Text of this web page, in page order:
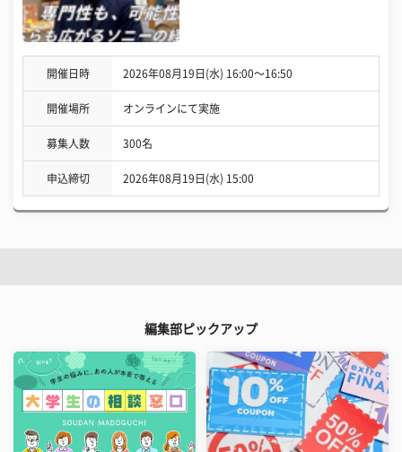
開催日時 2026年08月19日(水) 16:00〜16:50
開催場所 オンラインにて実施
募集人数 300名
申込締切 2026年08月19日(水) 15:00
編集部ピックアップ